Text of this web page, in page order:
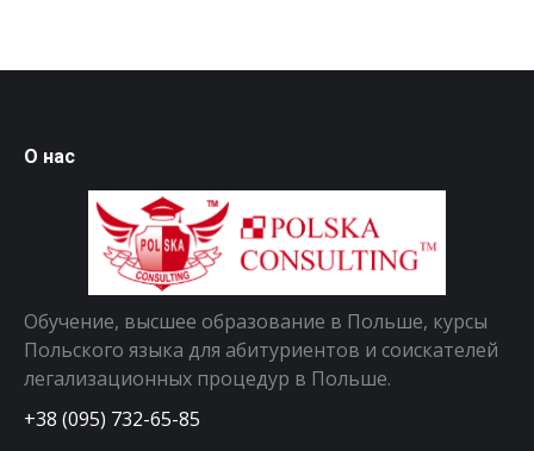
О нас
Обучение, высшее образование в Польше, курсы
Польского языка для абитуриентов и соискателей
легализационных процедур в Польше.
+38 (095) 732-65-85